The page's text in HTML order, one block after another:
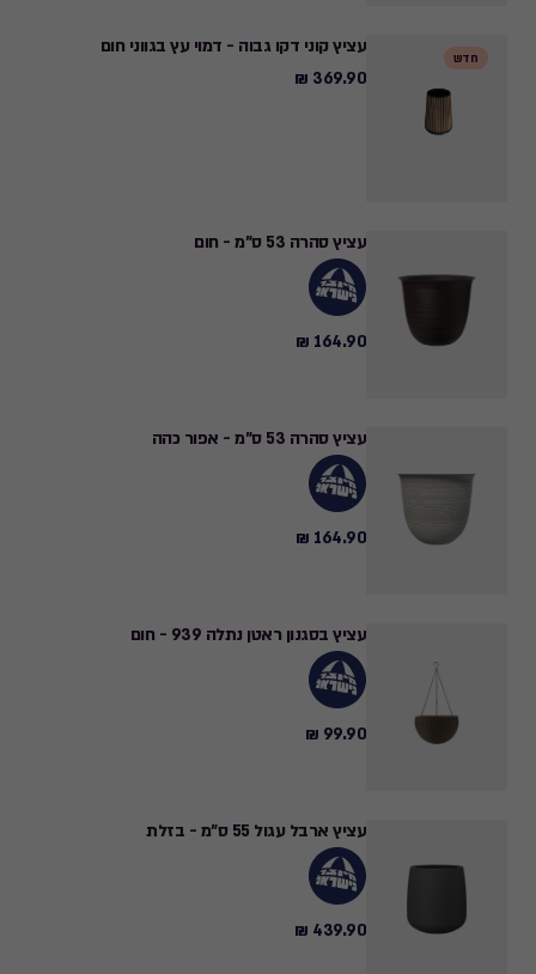
חדש
עציץ קוני דקו גבוה - דמוי עץ בגווני חום
369.90
369.90 ₪
עציץ סהרה 53 ס"מ - חום
164.90
164.90 ₪
עציץ סהרה 53 ס"מ - אפור כהה
164.90
164.90 ₪
עציץ בסגנון ראטן נתלה 939 - חום
99.90
99.90 ₪
עציץ ארבל עגול 55 ס"מ - בזלת
439.90
439.90 ₪